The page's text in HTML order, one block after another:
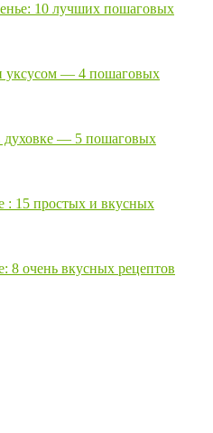
10 лучших пошаговых
— 4 пошаговых
духовке — 5 пошаговых
: 15 простых и вкусных
8 очень вкусных рецептов